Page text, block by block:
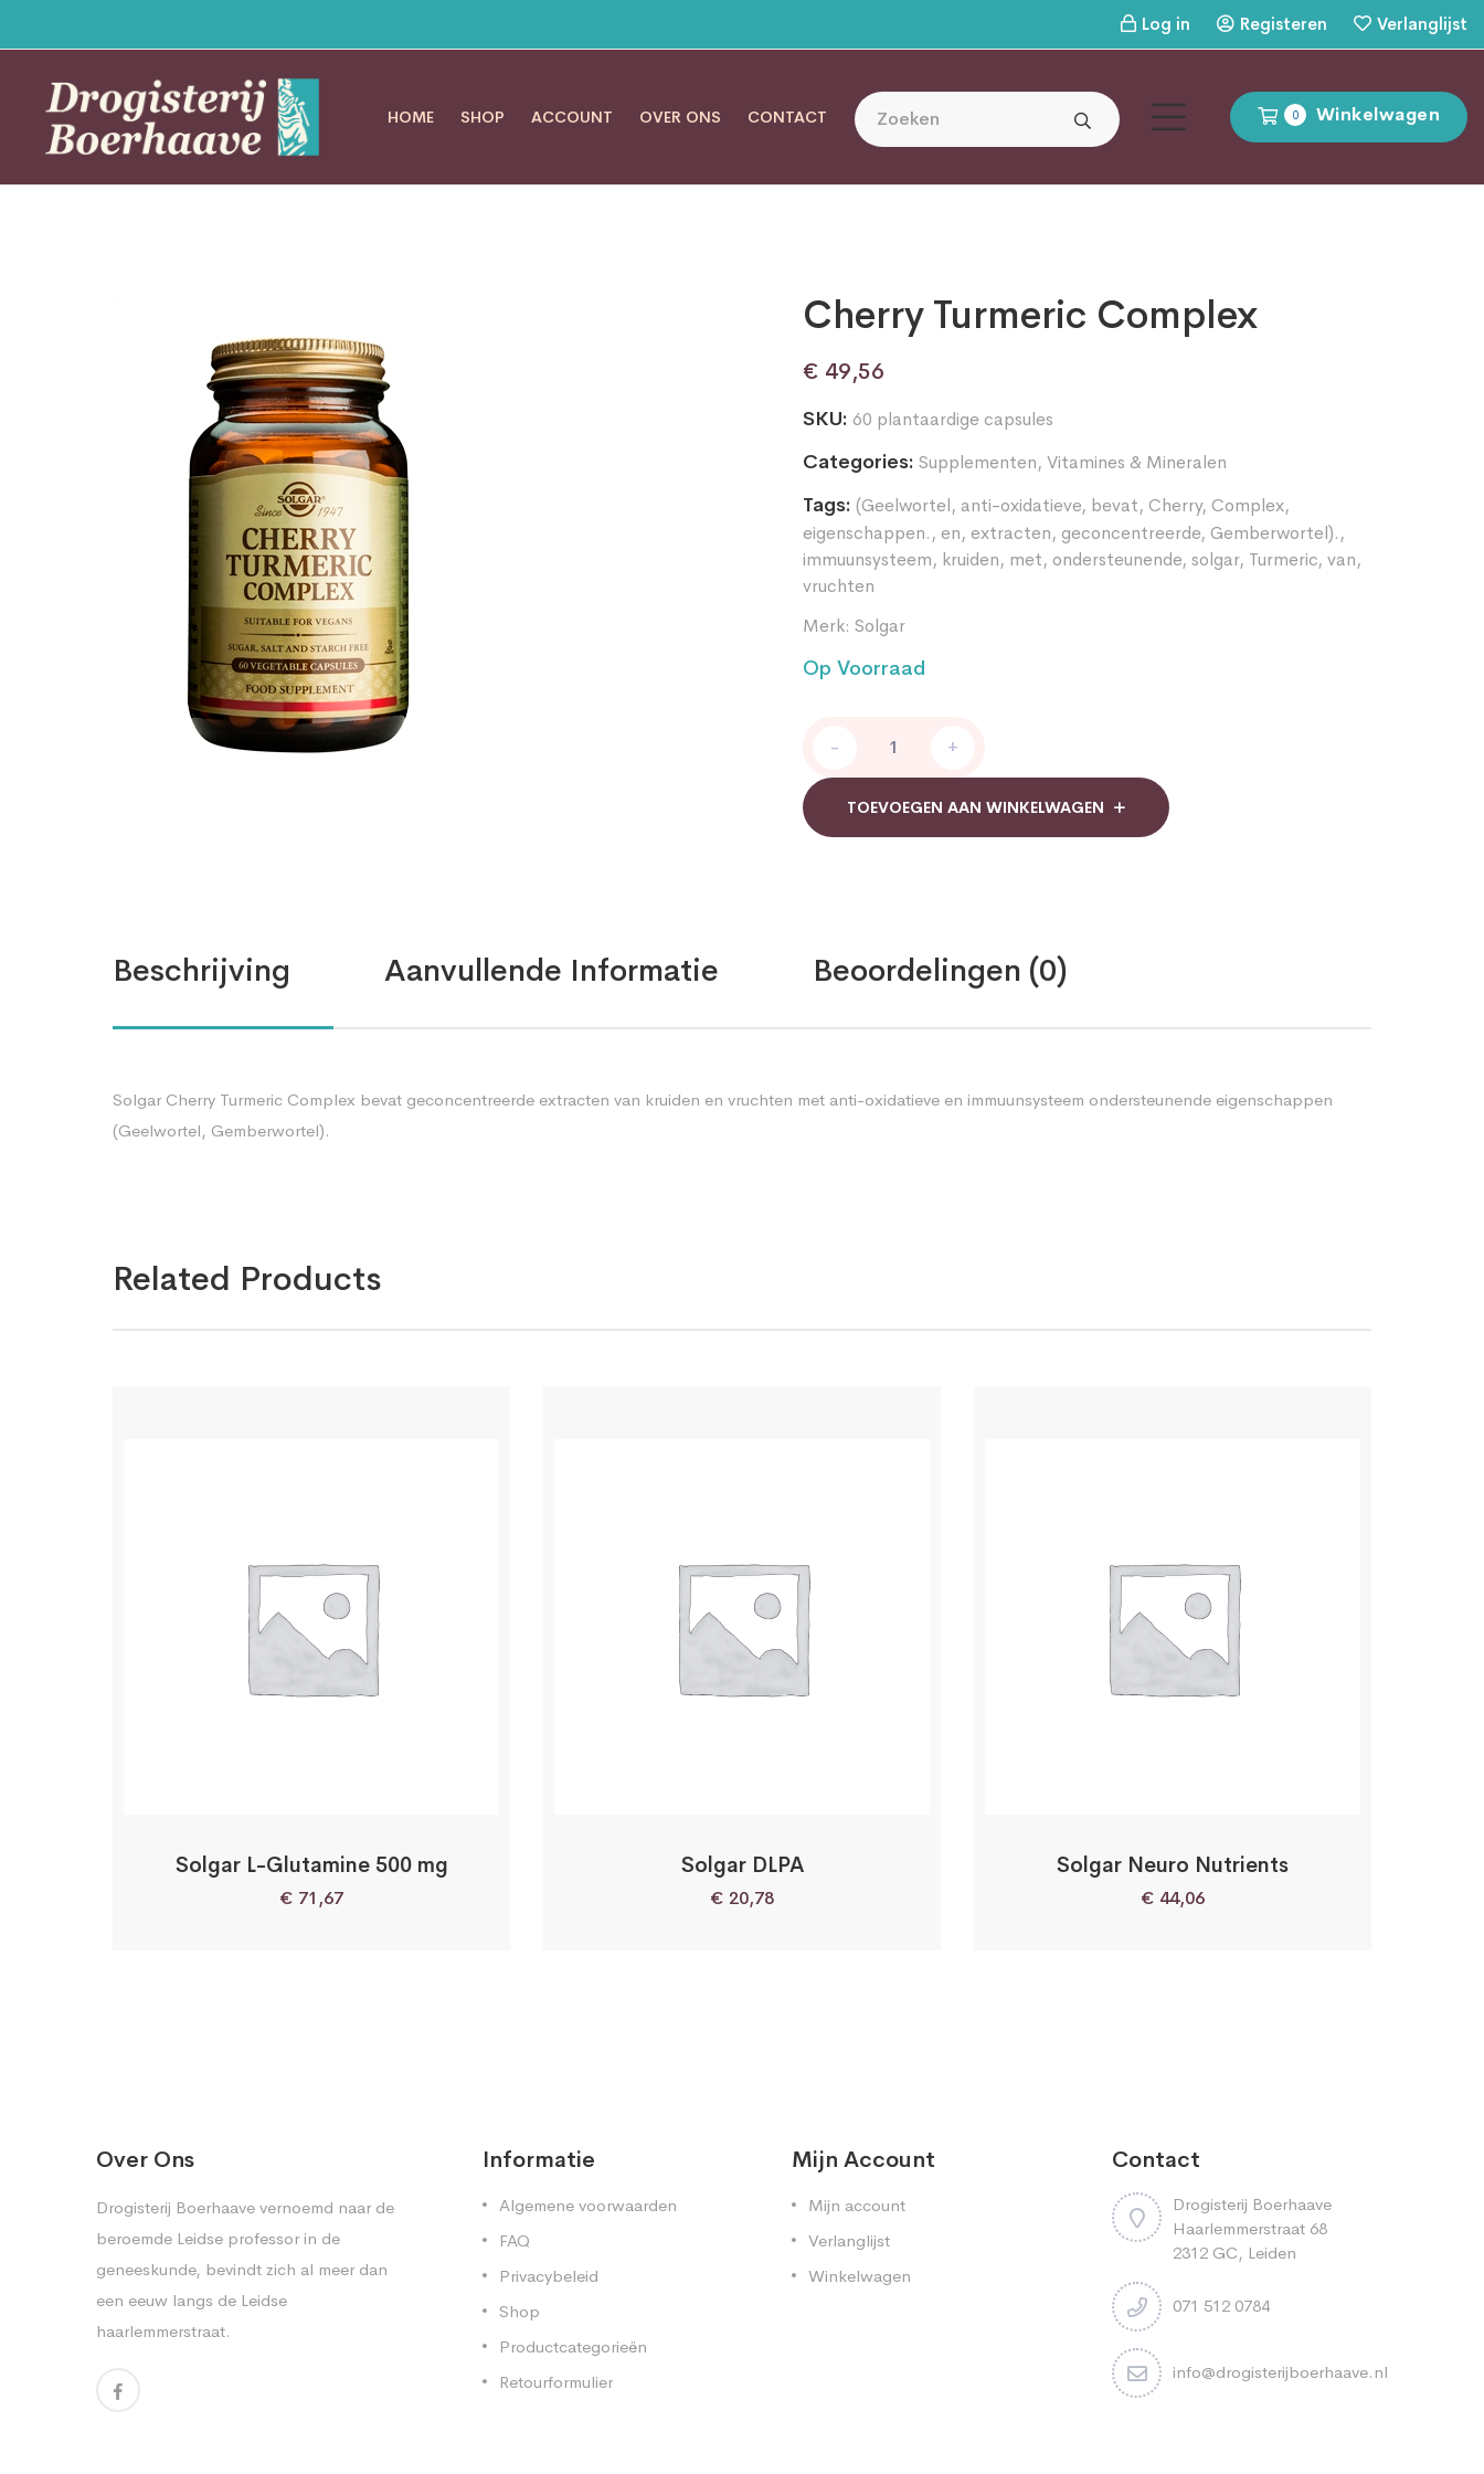
Log in Registeren Verlanglijst
0 Winkelwagen
HOME SHOP ACCOUNT OVER ONS CONTACT
Cherry Turmeric Complex
€ 49,56
SKU: 60 plantaardige capsules
Categories: Supplementen, Vitamines & Mineralen
Tags: (Geelwortel, anti-oxidatieve, bevat, Cherry, Complex,
eigenschappen., en, extracten, geconcentreerde, Gemberwortel).,
immuunsysteem, kruiden, met, ondersteunende, solgar, Turmeric, van,
vruchten
Merk: Solgar
Op Voorraad
Turmeric
Complex
quantity
- +
TOEVOEGEN AAN WINKELWAGEN
Beschrijving Aanvullende Informatie Beoordelingen (0)
Solgar Cherry Turmeric Complex bevat geconcentreerde extracten van kruiden en vruchten met anti-oxidatieve en immuunsysteem ondersteunende eigenschappen
(Geelwortel, Gemberwortel).
Related Products
Solgar L-Glutamine 500 mg
€ 71,67
Solgar DLPA
€ 20,78
Solgar Neuro Nutrients
€ 44,06
Over Ons
Drogisterij Boerhaave vernoemd naar de
beroemde Leidse professor in de
geneeskunde, bevindt zich al meer dan
een eeuw langs de Leidse
haarlemmerstraat.
Informatie
Algemene voorwaarden
FAQ
Privacybeleid
Shop
Productcategorieën
Retourformulier
Mijn Account
Mijn account
Verlanglijst
Winkelwagen
Contact
Drogisterij Boerhaave
Haarlemmerstraat 68
2312 GC, Leiden
071 512 0784
info@drogisterijboerhaave.nl